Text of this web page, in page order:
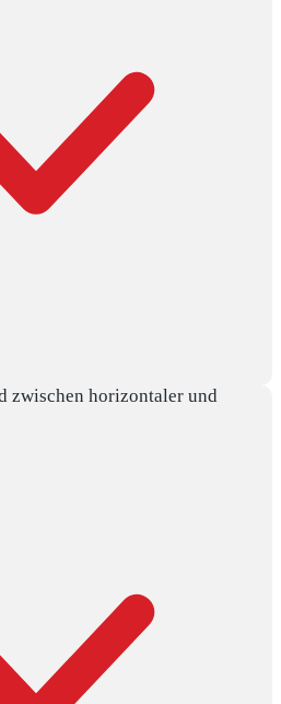
zwischen horizontaler und